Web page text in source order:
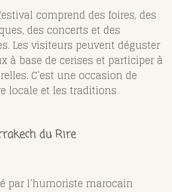
comprend des foires, des
des concerts et des
Les visiteurs peuvent déguster
à base de cerises et participer à
C’est une occasion de
locale et les traditions
du Rire
par l’humoriste marocain